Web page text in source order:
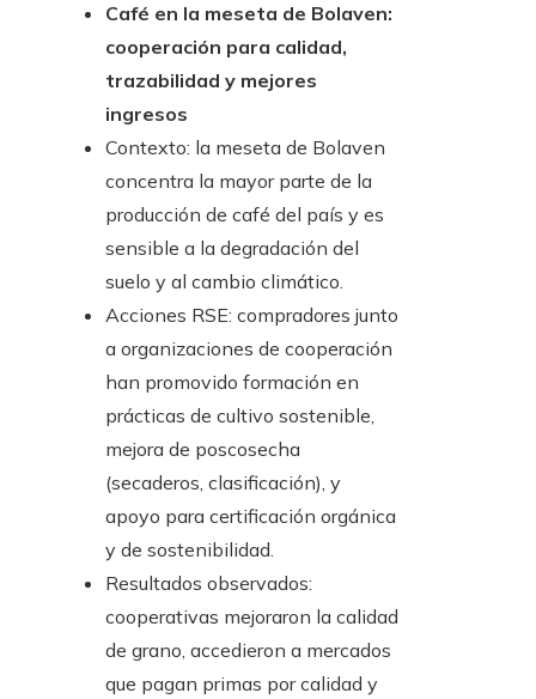
Café en la meseta de Bolaven:
cooperación para calidad,
trazabilidad y mejores
ingresos
Contexto: la meseta de Bolaven
concentra la mayor parte de la
producción de café del país y es
sensible a la degradación del
suelo y al cambio climático.
Acciones RSE: compradores junto
a organizaciones de cooperación
han promovido formación en
prácticas de cultivo sostenible,
mejora de poscosecha
(secaderos, clasificación), y
apoyo para certificación orgánica
y de sostenibilidad.
Resultados observados:
cooperativas mejoraron la calidad
de grano, accedieron a mercados
que pagan primas por calidad y